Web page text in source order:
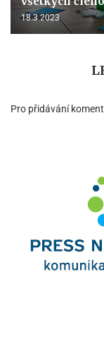
18.3.2023
Pro přidávání